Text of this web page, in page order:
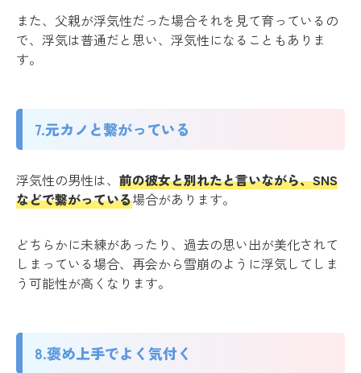
また、父親が浮気性だった場合それを見て育っているの
で、浮気は普通だと思い、浮気性になることもありま
す。
7.元カノと繋がっている
浮気性の男性は、 前の彼女と別れたと言いながら、SNS
などで繋がっている場合があります。
どちらかに未練があったり、過去の思い出が美化されて
しまっている場合、再会から雪崩のように浮気してしま
う可能性が高くなります。
8.褒め上手でよく気付く